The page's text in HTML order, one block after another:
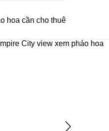
hoa cần cho thuê